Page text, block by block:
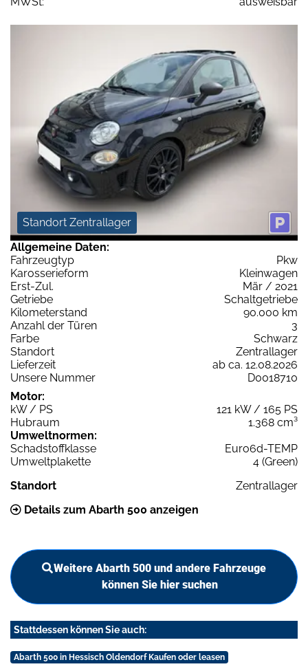
Standort Zentrallager
Allgemeine Daten:
Fahrzeugtyp
Pkw
Karosserieform
Kleinwagen
Erst-Zul.
Mär / 2021
Getriebe
Schaltgetriebe
Kilometerstand
90.000 km
Anzahl der Türen
3
Farbe
Schwarz
Standort
Zentrallager
Lieferzeit
ab ca. 12.08.2026
Unsere Nummer
D0018710
Motor:
kW / PS
121 kW / 165 PS
Hubraum
1.368 cm³
Umweltnormen:
Schadstoffklasse
Euro6d-TEMP
Umweltplakette
4 (Green)
Standort
Zentrallager
Details zum Abarth 500 anzeigen
Weitere Abarth 500 und andere Fahrzeuge
können Sie hier suchen
Stattdessen können Sie auch:
Abarth 500 in Hessisch Oldendorf Kaufen oder leasen